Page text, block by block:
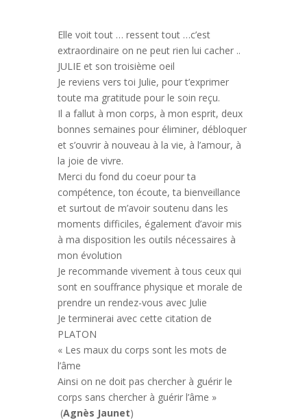
Elle voit tout … ressent tout …c’est
extraordinaire on ne peut rien lui cacher ..
JULIE et son troisième oeil
Je reviens vers toi Julie, pour t’exprimer
toute ma gratitude pour le soin reçu.
Il a fallut à mon corps, à mon esprit, deux
bonnes semaines pour éliminer, débloquer
et s’ouvrir à nouveau à la vie, à l’amour, à
la joie de vivre.
Merci du fond du coeur pour ta
compétence, ton écoute, ta bienveillance
et surtout de m’avoir soutenu dans les
moments difficiles, également d’avoir mis
à ma disposition les outils nécessaires à
mon évolution
Je recommande vivement à tous ceux qui
sont en souffrance physique et morale de
prendre un rendez-vous avec Julie
Je terminerai avec cette citation de
PLATON
« Les maux du corps sont les mots de
l’âme
Ainsi on ne doit pas chercher à guérir le
corps sans chercher à guérir l’âme »
(Agnès Jaunet)